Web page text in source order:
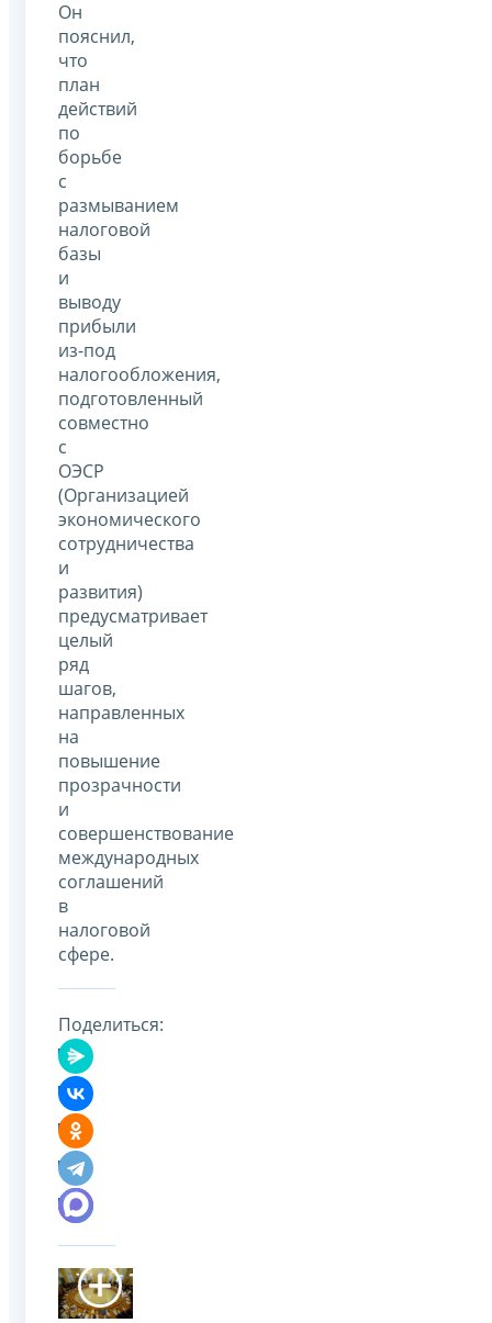
Он
пояснил,
что
план
действий
по
борьбе
с
размыванием
налоговой
базы
и
выводу
прибыли
из-под
налогообложения,
подготовленный
совместно
с
ОЭСР
(Организацией
экономического
сотрудничества
и
развития)
предусматривает
целый
ряд
шагов,
направленных
на
повышение
прозрачности
и
совершенствование
международных
соглашений
в
налоговой
сфере.
Поделиться: